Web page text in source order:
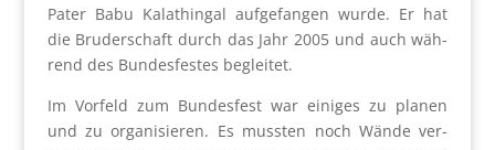
Pater Babu Kalathin­gal auf­ge­fan­gen wur­de. Er hat
die Bru­der­schaft durch das Jahr 2005 und auch wäh­
rend des Bun­des­fes­tes beglei­tet.
Im Vor­feld zum Bun­des­fest war eini­ges zu pla­nen
und zu orga­ni­sie­ren. Es muss­ten noch Wän­de ver­